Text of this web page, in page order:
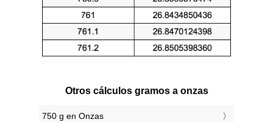
Otros cálculos gramos a onzas
750 g en Onzas